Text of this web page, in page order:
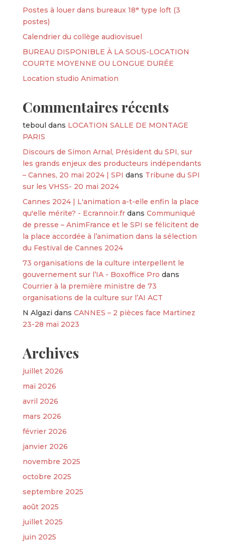
Postes à louer dans bureaux 18ᵉ type loft (3
postes)
Calendrier du collège audiovisuel
BUREAU DISPONIBLE À LA SOUS-LOCATION
COURTE MOYENNE OU LONGUE DURÉE
Location studio Animation
Commentaires récents
teboul dans LOCATION SALLE DE MONTAGE
PARIS
Discours de Simon Arnal, Président du SPI, sur
les grands enjeux des producteurs indépendants
– Cannes, 20 mai 2024 | SPI dans Tribune du SPI
sur les VHSS- 20 mai 2024
Cannes 2024 | L'animation a-t-elle enfin la place
qu'elle mérite? - Ecrannoir.frdans Communiqué
de presse – AnimFrance et le SPI se félicitent de
la place accordée à l’animation dans la sélection
du Festival de Cannes 2024
73 organisations de la culture interpellent le
gouvernement sur l’IA - Boxoffice Pro dans
Courrier à la première ministre de 73
organisations de la culture sur l’AI ACT
N Algazi dans CANNES – 2 pièces face Martinez
23-28 mai 2023
Archives
juillet 2026
mai 2026
avril 2026
mars 2026
février 2026
janvier 2026
novembre 2025
octobre 2025
septembre 2025
août 2025
juillet 2025
juin 2025